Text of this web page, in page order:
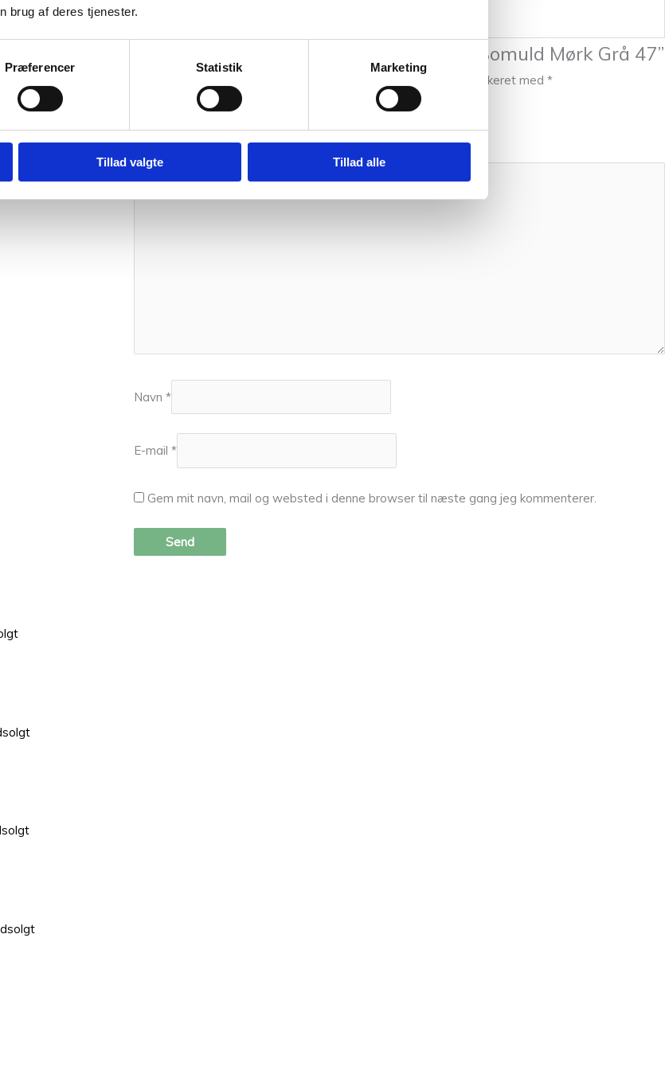
brug af deres tjenester.
Præferencer Statistik Marketing
Tillad valgte Tillad alle
0,05 kg
Vær den første til at anmelde “Japansk Bomuld Mørk Grå 47”
Krævede felter er markeret med *
Navn *
E-mail *
Gem mit navn, mail og websted i denne browser til næste gang jeg kommenterer.